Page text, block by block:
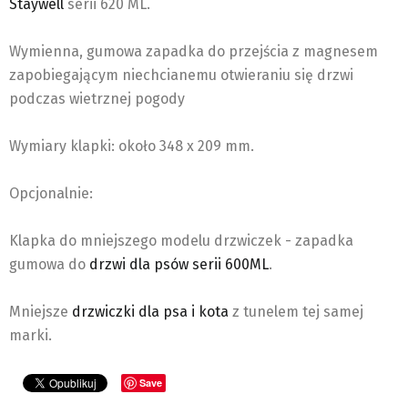
Staywell serii 620 ML.
Wymienna, gumowa zapadka do przejścia z magnesem
zapobiegającym niechcianemu otwieraniu się drzwi
podczas wietrznej pogody
Wymiary klapki: około 348 x 209 mm.
Opcjonalnie:
Klapka do mniejszego modelu drzwiczek - zapadka
gumowa do drzwi dla psów serii 600ML.
Mniejsze drzwiczki dla psa i kota z tunelem tej samej
marki.
Save